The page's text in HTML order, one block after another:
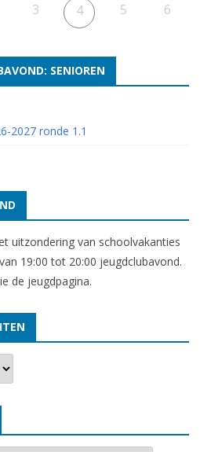
3 4 5 6
SENIOREN
2027 ronde 1.1
uitzondering van schoolvakanties
19:00 tot 20:00 jeugdclubavond.
de jeugdpagina.